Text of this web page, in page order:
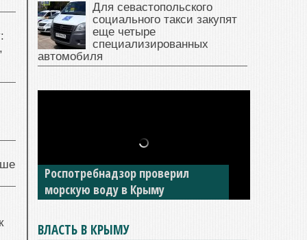
Для севастопольского
социального такси закупят
еще четыре
специализированных
автомобиля
автомобиль — накопил долги по
штрафам ГИБДД
ВЛАСТЬ В КРЫМУ